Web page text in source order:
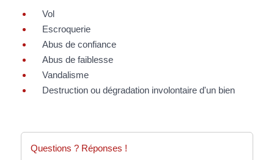
Vol
Escroquerie
Abus de confiance
Abus de faiblesse
Vandalisme
Destruction ou dégradation involontaire d'un bien
Questions ? Réponses !